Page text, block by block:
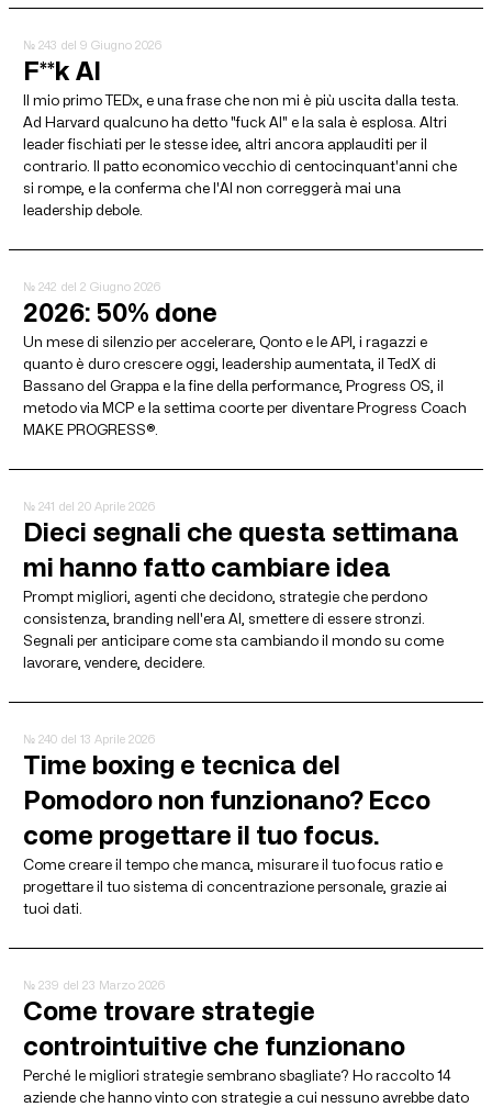
№ 243 del 9 Giugno 2026
F**k AI
Il mio primo TEDx, e una frase che non mi è più uscita dalla testa.
Ad Harvard qualcuno ha detto "fuck AI" e la sala è esplosa. Altri
leader fischiati per le stesse idee, altri ancora applauditi per il
contrario. Il patto economico vecchio di centocinquant'anni che
si rompe, e la conferma che l'AI non correggerà mai una
leadership debole.
№ 242 del 2 Giugno 2026
2026: 50% done
Un mese di silenzio per accelerare, Qonto e le API, i ragazzi e
quanto è duro crescere oggi, leadership aumentata, il TedX di
Bassano del Grappa e la fine della performance, Progress OS, il
metodo via MCP e la settima coorte per diventare Progress Coach
MAKE PROGRESS®.
№ 241 del 20 Aprile 2026
Dieci segnali che questa settimana
mi hanno fatto cambiare idea
Prompt migliori, agenti che decidono, strategie che perdono
consistenza, branding nell'era AI, smettere di essere stronzi.
Segnali per anticipare come sta cambiando il mondo su come
lavorare, vendere, decidere.
№ 240 del 13 Aprile 2026
Time boxing e tecnica del
Pomodoro non funzionano? Ecco
come progettare il tuo focus.
Come creare il tempo che manca, misurare il tuo focus ratio e
progettare il tuo sistema di concentrazione personale, grazie ai
tuoi dati.
№ 239 del 23 Marzo 2026
Come trovare strategie
controintuitive che funzionano
Perché le migliori strategie sembrano sbagliate? Ho raccolto 14
aziende che hanno vinto con strategie a cui nessuno avrebbe dato